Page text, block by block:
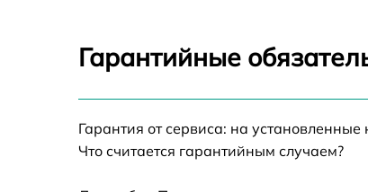
Замена процессора Yukon Jaeger 1.5-
Гарантийные
Гарантия от сервиса: на
Что считается гарантийным случаем?